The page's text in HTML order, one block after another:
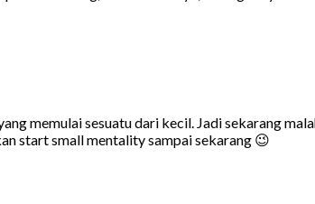
memulai sesuatu dari kecil. Jadi sekarang
start small mentality sampai sekarang 😉